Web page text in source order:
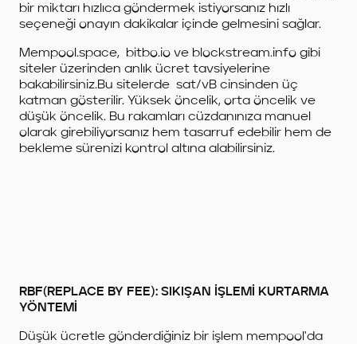
bir miktarı hızlıca göndermek istiyorsanız hızlı
seçeneği onayın dakikalar içinde gelmesini sağlar.
Mempool.space, bitbo.io ve blockstream.info gibi
siteler üzerinden anlık ücret tavsiyelerine
bakabilirsiniz.Bu sitelerde sat/vB cinsinden üç
katman gösterilir. Yüksek öncelik, orta öncelik ve
düşük öncelik. Bu rakamları cüzdanınıza manuel
olarak girebiliyorsanız hem tasarruf edebilir hem de
bekleme sürenizi kontrol altına alabilirsiniz.
RBF(REPLACE BY FEE): SIKIŞAN İŞLEMİ KURTARMA
YÖNTEMİ
Düşük ücretle gönderdiğiniz bir işlem mempool'da